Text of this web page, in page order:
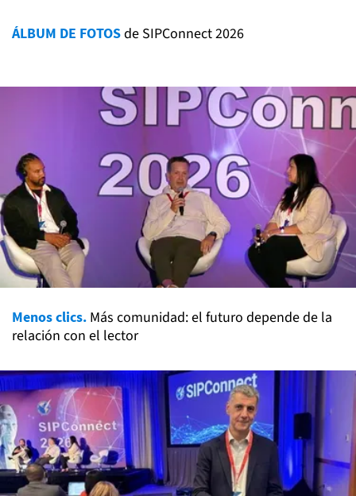
ÁLBUM DE FOTOSde SIPConnect 2026
Menos clics. Más comunidad: el futuro depende de la
relación con el lector